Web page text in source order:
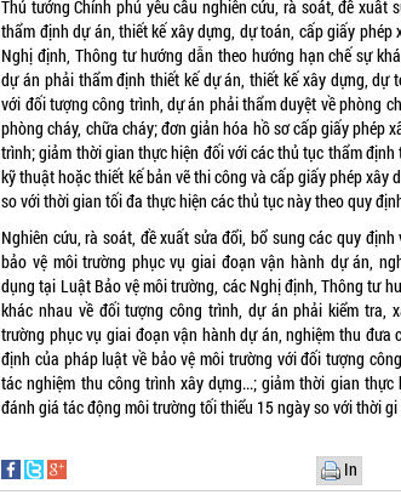
Thủ tướng Chính phủ yêu cầu nghiên cứu, rà soát, đề xuất
thẩm định dự án, thiết kế xây dựng, dự toán, cấp giấy
Nghị định, Thông tư hướng dẫn theo hướng hạn chế sự
dự án phải thẩm định thiết kế dự án, thiết kế xây dựng, dự
với đối tượng công trình, dự án phải thẩm duyệt về phòng
phòng cháy, chữa cháy; đơn giản hóa hồ sơ cấp giấy phép
trình; giảm thời gian thực hiện đối với các thủ tục thẩm định
kỹ thuật hoặc thiết kế bản vẽ thi công và cấp giấy phép xây
so với thời gian tối đa thực hiện các thủ tục này theo quy
Nghiên cứu, rà soát, đề xuất sửa đổi, bổ sung các quy
bảo vệ môi trường phục vụ giai đoạn vận hành dự án,
dụng tại Luật Bảo vệ môi trường, các Nghị định, Thông tư
khác nhau về đối tượng công trình, dự án phải kiểm tra,
trường phục vụ giai đoạn vận hành dự án, nghiệm thu đưa
định của pháp luật về bảo vệ môi trường với đối tượng
tác nghiệm thu công trình xây dựng...; giảm thời gian
đánh giá tác động môi trường tối thiểu 15 ngày so với thời gi
In